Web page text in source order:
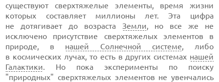
существуют сверхтяжелые элементы, время жизни
которых составляет миллионы лет. Эта цифра
не дотягивает до возраста Земли, но все же не
исключено присутствие сверхтяжелых элементов в
природе, в нашей Солнечной системе, либо
в космических лучах, то есть в других системах нашей
Галактики. Но пока эксперименты по поиску
"природных" сверхтяжелых элементов не увенчались